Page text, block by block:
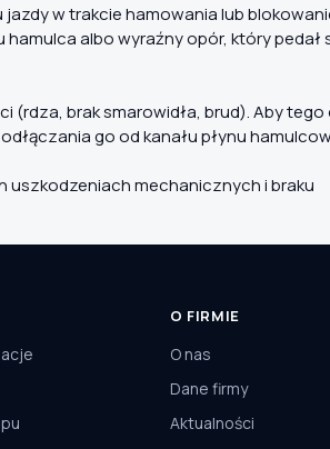
w trakcie hamowania lub
albo wyraźny opór, który pedał
brak smarowidła, brud). Aby tego
go od kanału płynu
uszkodzeniach mechanicznych i braku
O FIRMIE
O nas
Dane firmy
Aktualności